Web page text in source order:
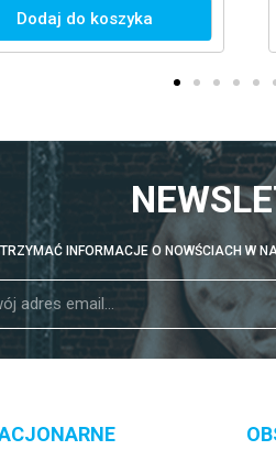
Dodaj do koszyka
INFORMACJE O NOWŚCIACH W